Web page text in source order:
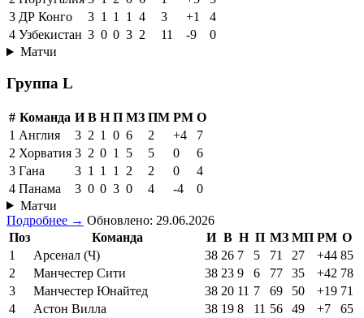
3 ДР Конго 3 1 1 1 4 3 +1
4
4 Узбекистан 3 0 0 3 2 11 -9
0
Матчи
Группа L
# Команда И В Н П МЗ ПМ РМ О
1 Англия 3 2 1 0 6 2 +4
7
2 Хорватия 3 2 0 1 5 5 0
6
3 Гана 3 1 1 1 2 2 0
4
4 Панама 3 0 0 3 0 4 -4
0
Матчи
Подробнее → Обновлено: 29.06.2026
Поз
Команда И В Н П МЗ МП РМ О
1
Арсенал (Ч) 38 26 7 5 71 27 +44 85
2
Манчестер Сити 38 23 9 6 77 35 +42 78
3
Манчестер Юнайтед 38 20 11 7 69 50 +19 71
4
Астон Вилла 38 19 8 11 56 49 +7
65